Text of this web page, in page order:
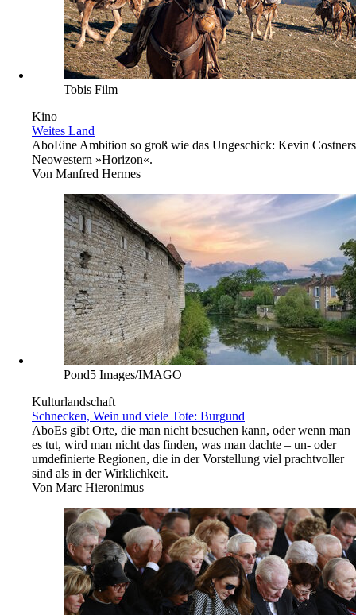
Tobis Film
Kino
Weites Land
AboEine Ambition so groß wie das Ungeschick: Kevin Costners
Neowestern »Horizon«.
Von Manfred Hermes
Pond5 Images/IMAGO
Kulturlandschaft
Schnecken, Wein und viele Tote: Burgund
AboEs gibt Orte, die man nicht besuchen kann, oder wenn man
es tut, wird man nicht das finden, was man dachte – un- oder
umdefinierte Regionen, die in der Vorstellung viel prachtvoller
sind als in der Wirklichkeit.
Von Marc Hieronimus